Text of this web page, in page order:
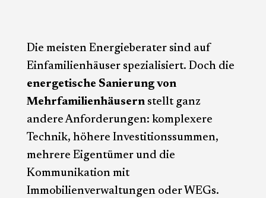
Die meisten Energieberater sind auf
Einfamilienhäuser spezialisiert. Doch die
energetische Sanierung von
Mehrfamilienhäusernstellt ganz
andere Anforderungen: komplexere
Technik, höhere Investitionssummen,
mehrere Eigentümer und die
Kommunikation mit
Immobilienverwaltungen oder WEGs.